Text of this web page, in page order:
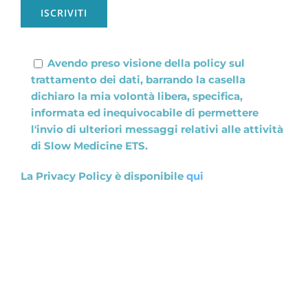
Avendo preso visione della policy sul
trattamento dei dati, barrando la casella
dichiaro la mia volontà libera, specifica,
informata ed inequivocabile di permettere
l'invio di ulteriori messaggi relativi alle attività
di Slow Medicine ETS.
La Privacy Policy è disponibile qui